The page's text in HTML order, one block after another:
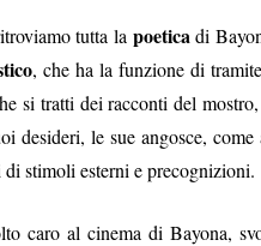
tutta la poetica di
, che ha la funzione di
si tratti dei racconti del
desideri, le sue angosce,
stimoli esterni e precognizioni.
caro al cinema di Bayona,